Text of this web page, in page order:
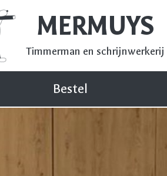
MERMUYS
Timmerman en schrijnwerkerij
Bestel